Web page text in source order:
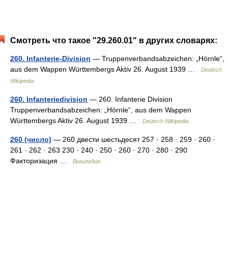
Смотреть что такое "29.260.01" в других словарях:
260. Infanterie-Division — Truppenverbandsabzeichen: „Hörnle“,
aus dem Wappen Württembergs Aktiv 26. August 1939 …
Deutsch
Wikipedia
260. Infanteriedivision — 260. Infanterie Division
Truppenverbandsabzeichen: „Hörnle“, aus dem Wappen
Württembergs Aktiv 26. August 1939 …
Deutsch Wikipedia
260 (число) — 260 двести шестьдесят 257 · 258 · 259 · 260 ·
261 · 262 · 263 230 · 240 · 250 · 260 · 270 · 280 · 290
Факторизация …
Википедия